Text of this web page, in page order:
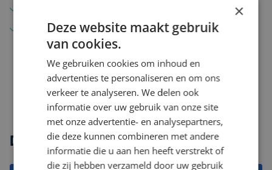
Gericht op professionals op medior en senior
niveau
Direct solliciteren
×
Deze website maakt gebruik
van cookies.
We gebruiken cookies om inhoud en
advertenties te personaliseren en om ons
verkeer te analyseren. We delen ook
informatie over uw gebruik van onze site
met onze advertentie- en analysepartners,
die deze kunnen combineren met andere
informatie die u aan hen heeft verstrekt of
die zij hebben verzameld door uw gebruik